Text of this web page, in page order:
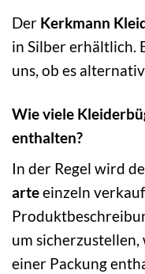
Der Kerkmann
in Silber erhältlich.
uns, ob es
Wie viele
enthalten?
In der Regel wird
arteeinzeln
um
einer Packung